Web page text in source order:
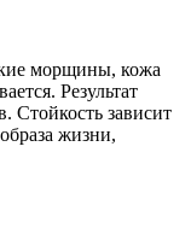
морщины, кожа
Результат
Стойкость зависит
жизни,